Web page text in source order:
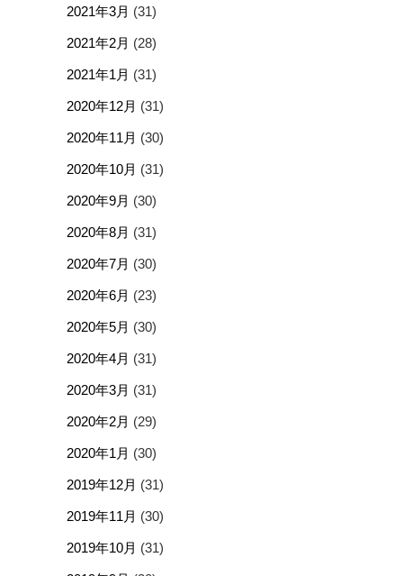
2021年3月 (31)
2021年2月 (28)
2021年1月 (31)
2020年12月 (31)
2020年11月 (30)
2020年10月 (31)
2020年9月 (30)
2020年8月 (31)
2020年7月 (30)
2020年6月 (23)
2020年5月 (30)
2020年4月 (31)
2020年3月 (31)
2020年2月 (29)
2020年1月 (30)
2019年12月 (31)
2019年11月 (30)
2019年10月 (31)